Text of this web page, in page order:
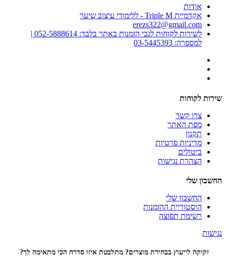
אודות
אקדמיית Triple M - ללימודי עיצוב שיער
erezs322@gmail.com
לשירות לקוחות לגבי הזמנות באתר בלבד: 052-5888614 |
למספרה: 03-5445393
שירות לקוחות
צרו קשר
מפת האתר
תקנון
מדיניות פרטיות
ביטולים
הצהרת נגישות
החשבון שלי
החשבון שלי
היסטוריית ההזמנות
רשימת תפוצה
נגישות
זקוקה לייעוץ בבחירת מוצרים? מתלבטת איזו סדרה הכימתאימה לך?